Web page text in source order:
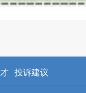
投诉建议